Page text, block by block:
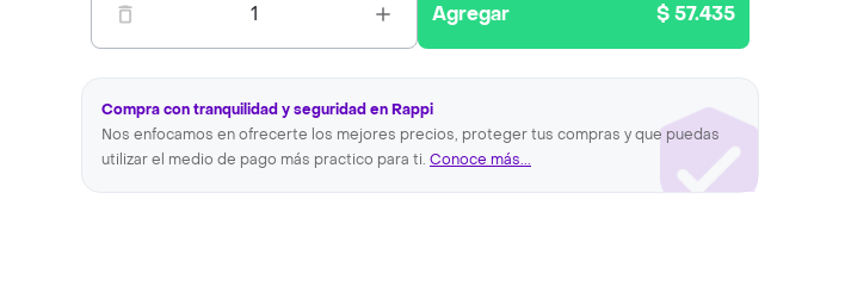
1 Agregar $ 57.435
Compra con tranquilidad y seguridad en Rappi
Nos enfocamos en ofrecerte los mejores precios, proteger tus compras y que puedas
utilizar el medio de pago más practico para ti. Conoce más...